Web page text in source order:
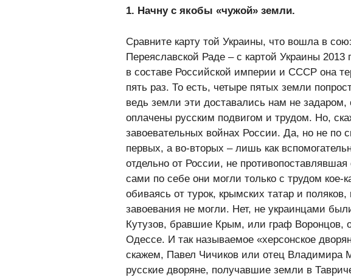
1. Начну с якобы «чужой» земли.
Сравните карту той Украины, что вошла в
Переяславской Раде – с картой Украины
в составе Российской империи и СССР она
пять раз. То есть, четыре пятых земли
ведь земли эти доставались нам не
оплачены русским подвигом и трудом. Но,
завоевательных войнах России. Да, но не по
первых, а во-вторых – лишь как
отдельно от России, не
сами по себе они могли только с трудом кое-
обиваясь от турок, крымских татар и
завоевания не могли. Нет, не украинцами
Кутузов, бравшие Крым, или граф Воронцов,
Одессе. И так называемое «херсонское
скажем, Павел Чичиков или отец Владимира
русские дворяне, получавшие земли в